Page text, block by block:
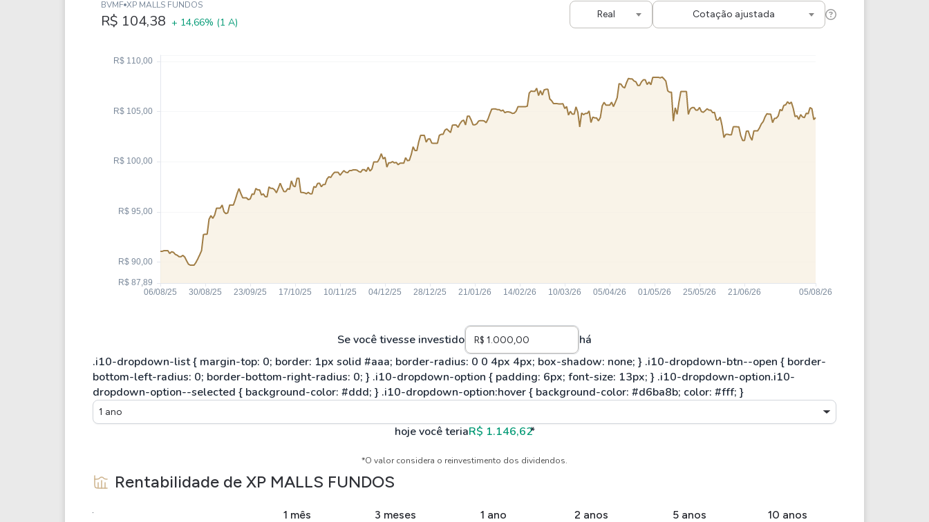
Klabin
KNRI11
Solana
As Ações Mais Buscadas
BVMF XP MALLS FUNDOS
R$ 104,38 + 14,66% (1 A)
Real Cotação ajustada
Se você tivesse investido há
1 ano
hoje você teriaR$ 1.146,62*
*O valor considera o reinvestimento dos dividendos.
Rentabilidade de XP MALLS FUNDOS
1 mês 3 meses 1 ano 2 anos 5 anos 10 anos